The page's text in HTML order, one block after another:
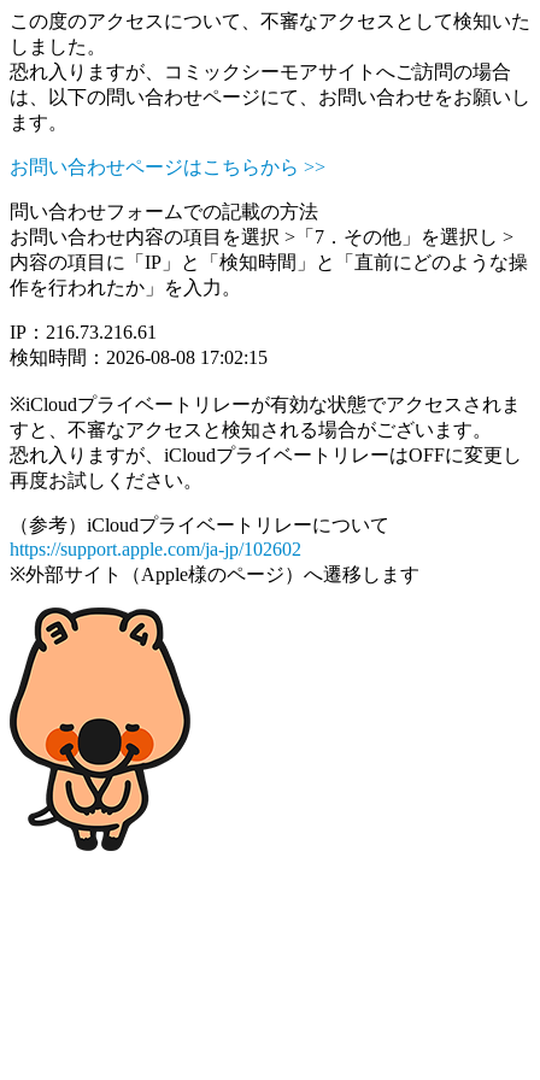
この度のアクセスについて、不審なアクセスとして検知いた
しました。
恐れ入りますが、コミックシーモアサイトへご訪問の場合
は、以下の問い合わせページにて、お問い合わせをお願いし
ます。
お問い合わせページはこちらから >>
問い合わせフォームでの記載の方法
お問い合わせ内容の項目を選択 >「7．その他」を選択し >
内容の項目に「IP」と「検知時間」と「直前にどのような操
作を行われたか」を入力。
IP：216.73.216.61
検知時間：2026-08-08 17:02:15
※iCloudプライベートリレーが有効な状態でアクセスされま
すと、不審なアクセスと検知される場合がございます。
恐れ入りますが、iCloudプライベートリレーはOFFに変更し
再度お試しください。
（参考）iCloudプライベートリレーについて
https://support.apple.com/ja-jp/102602
※外部サイト（Apple様のページ）へ遷移します